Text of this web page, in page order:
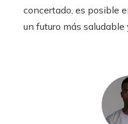
concertado, es posible
un futuro más saludable